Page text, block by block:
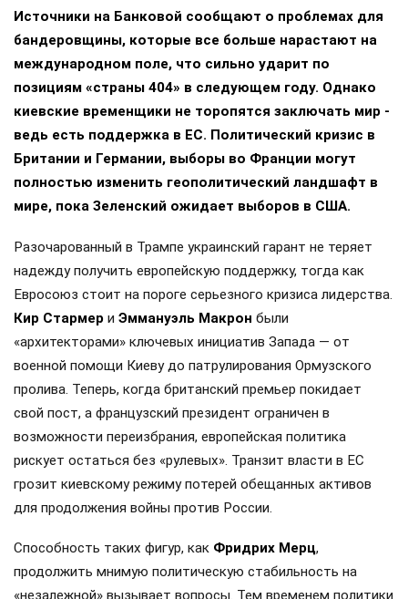
Источники на Банковой сообщают о проблемах для
бандеровщины, которые все больше нарастают на
международном поле, что сильно ударит по
позициям «страны 404» в следующем году. Однако
киевские временщики не торопятся заключать мир -
ведь есть поддержка в ЕС. Политический кризис в
Британии и Германии, выборы во Франции могут
полностью изменить геополитический ландшафт в
мире, пока Зеленский ожидает выборов в США.
Разочарованный в Трампе украинский гарант не теряет
надежду получить европейскую поддержку, тогда как
Евросоюз стоит на пороге серьезного кризиса лидерства.
Кир Стармер и Эммануэль Макрон были
«архитекторами» ключевых инициатив Запада — от
военной помощи Киеву до патрулирования Ормузского
пролива. Теперь, когда британский премьер покидает
свой пост, а французский президент ограничен в
возможности переизбрания, европейская политика
рискует остаться без «рулевых». Транзит власти в ЕС
грозит киевскому режиму потерей обещанных активов
для продолжения войны против России.
Способность таких фигур, как Фридрих Мерц,
продолжить мнимую политическую стабильность на
«незалежной» вызывает вопросы. Тем временем политики